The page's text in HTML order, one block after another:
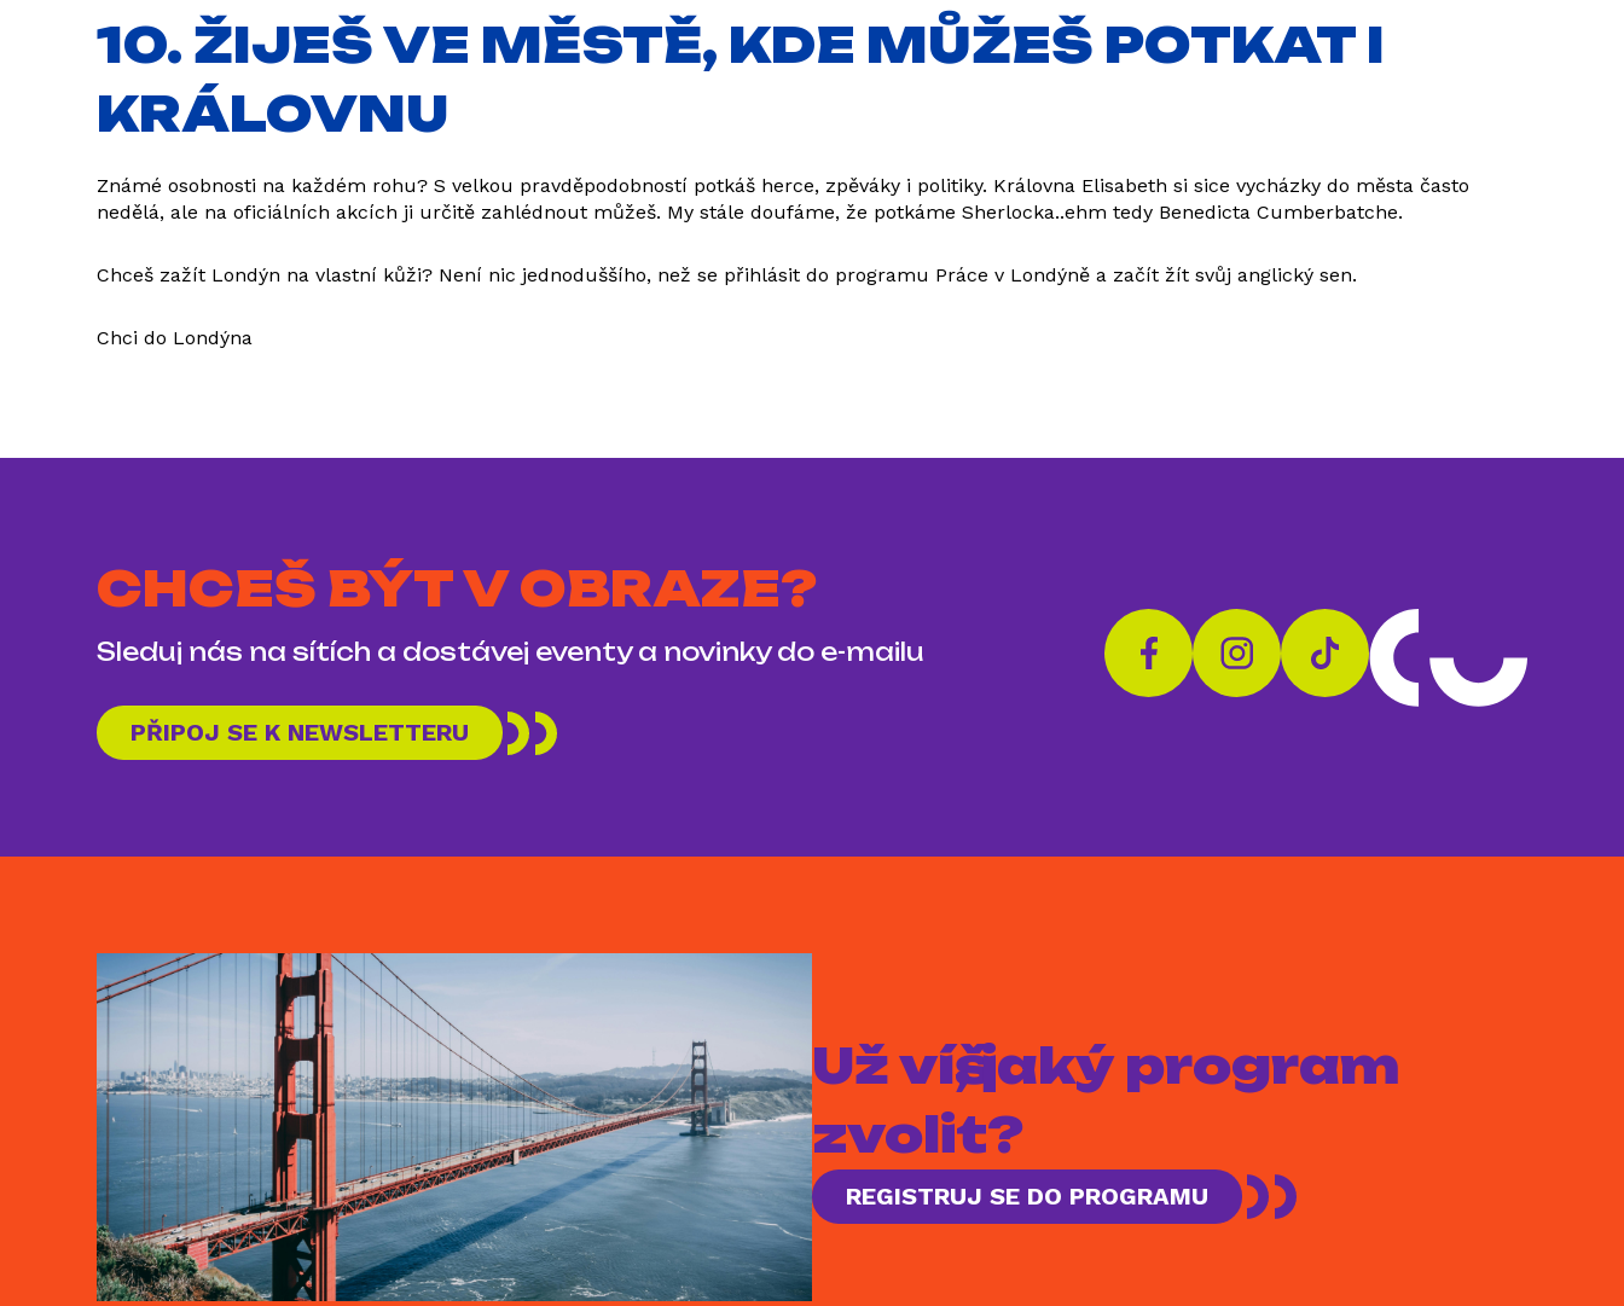
10. ŽIJEŠ VE MĚSTĚ, KDE MŮŽEŠ POTKAT I
KRÁLOVNU
Známé osobnosti na každém rohu? S velkou pravděpodobností potkáš herce, zpěváky i politiky. Královna Elisabeth si sice vycházky do města často
nedělá, ale na oficiálních akcích ji určitě zahlédnout můžeš. My stále doufáme, že potkáme Sherlocka..ehm tedy Benedicta Cumberbatche.
Chceš zažít Londýn na vlastní kůži? Není nic jednoduššího, než se přihlásit do programu Práce v Londýně a začít žít svůj anglický sen.
Chci do Londýna
CHCEŠ BÝT V OBRAZE?
Sleduj nás na sítích a dostávej eventy a novinky do e-mailu
PŘIPOJ SE K NEWSLETTERU
Už víš, jaký program
zvolit?
REGISTRUJ SE DO PROGRAMU